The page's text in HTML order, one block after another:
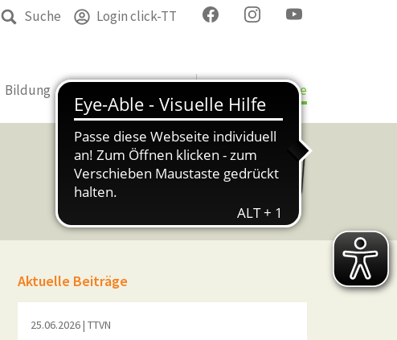
Suche Login click-TT
Bildung Bezirke & Kreise
Aktuelle Beiträge
25.06.2026| TTVN